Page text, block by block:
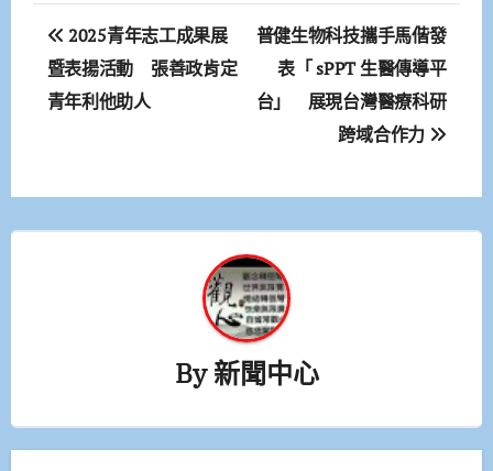
文
章
導
2025青年志工成果展
暨表揚活動 張善政肯定
青年利他助人
普健生物科技攜手馬偕發
表「 sPPT 生醫傳導平
台」 展現台灣醫療科研
跨域合作力
By新聞中心